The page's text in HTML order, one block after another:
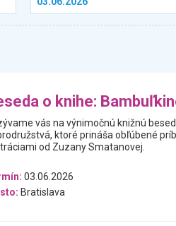
o knihe:
vás na výnimočnú knižnú
ktoré prináša obľúbené
od Zuzany Smatanovej.
03.06.2026
Bratislava